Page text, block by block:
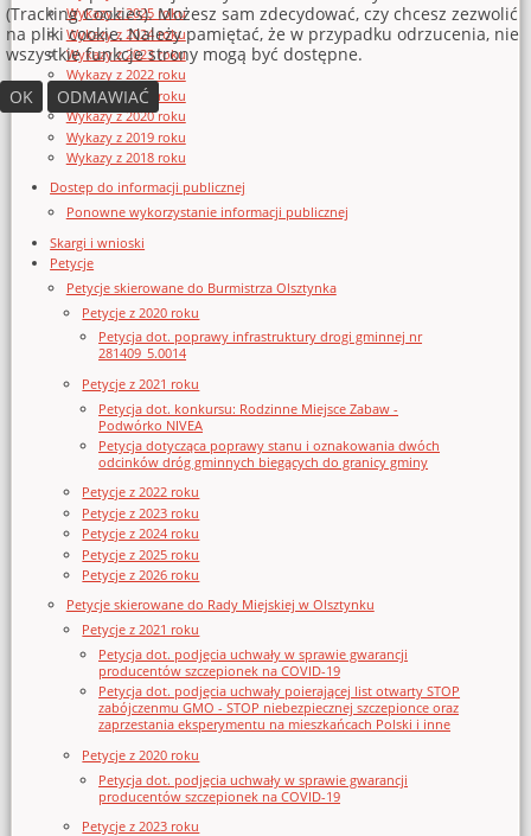
Wykazy z 2025 roku
Wykazy z 2024 roku
Wykazy z 2023 roku
Wykazy z 2022 roku
Wykazy z 2021 roku
Wykazy z 2020 roku
Wykazy z 2019 roku
Wykazy z 2018 roku
Dostęp do informacji publicznej
Ponowne wykorzystanie informacji publicznej
Skargi i wnioski
Petycje
Petycje skierowane do Burmistrza Olsztynka
Petycje z 2020 roku
Petycja dot. poprawy infrastruktury drogi gminnej nr
281409_5.0014
Petycje z 2021 roku
Petycja dot. konkursu: Rodzinne Miejsce Zabaw -
Podwórko NIVEA
Petycja dotycząca poprawy stanu i oznakowania dwóch
odcinków dróg gminnych biegących do granicy gminy
Petycje z 2022 roku
Petycje z 2023 roku
Petycje z 2024 roku
Petycje z 2025 roku
Petycje z 2026 roku
Petycje skierowane do Rady Miejskiej w Olsztynku
Petycje z 2021 roku
Petycja dot. podjęcia uchwały w sprawie gwarancji
producentów szczepionek na COVID-19
Petycja dot. podjęcia uchwały poierającej list otwarty STOP
zabójczenmu GMO - STOP niebezpiecznej szczepionce oraz
zaprzestania eksperymentu na mieszkańcach Polski i inne
Petycje z 2020 roku
Petycja dot. podjęcia uchwały w sprawie gwarancji
producentów szczepionek na COVID-19
Petycje z 2023 roku
(Tracking Cookies). Możesz sam zdecydować, czy chcesz zezwolić
na pliki cookie. Należy pamiętać, że w przypadku odrzucenia, nie
wszystkie funkcje strony mogą być dostępne.
OK
ODMAWIAĆ